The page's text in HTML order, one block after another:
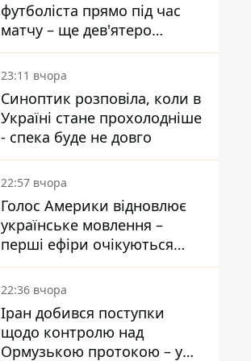
футболіста прямо під час
матчу – ще дев'ятеро
постраждали
23:11 вчора
Синоптик розповіла, коли в
Україні стане прохолодніше
- спека буде не довго
22:57 вчора
Голос Америки відновлює
українське мовлення –
перші ефіри очікуються
наступного тижня
22:36 вчора
Іран добився поступки
щодо контролю над
Ормузькою протокою – у